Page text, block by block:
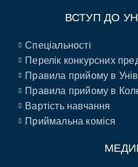
ВСТУП ДО
Спеціальності
Перелік конкурсних
Правила прийому в
Правила прийому в
Вартість навчання
Приймальна коміся